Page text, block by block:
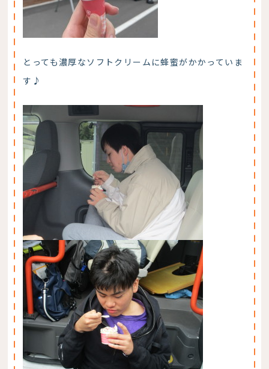
とっても濃厚なソフトクリームに蜂蜜がかかっていま
す♪